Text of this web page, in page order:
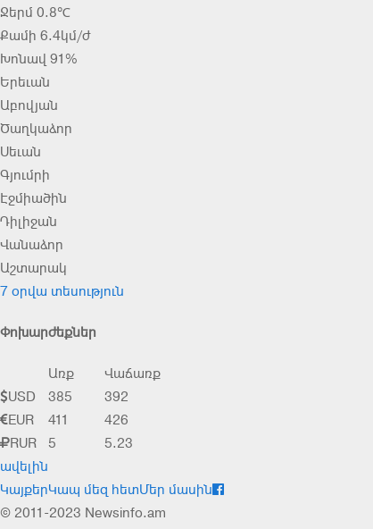
Ջերմ 0.8℃
Քամի 6.4կմ/ժ
Խոնավ 91%
Երեւան
Աբովյան
Ծաղկաձոր
Սեւան
Գյումրի
Էջմիածին
Դիլիջան
Վանաձոր
Աշտարակ
7 օրվա տեսություն
Փոխարժեքներ
Առք
Վաճառք
USD
385
392
EUR
411
426
RUR
5
5.23
ավելին
ԿայքերԿապ մեզ հետՄեր մասին
© 2011-2023 Newsinfo.am